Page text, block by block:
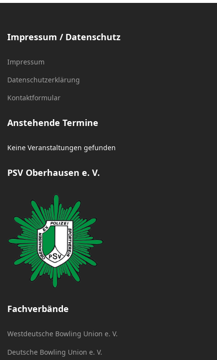
Impressum / Datenschutz
Impressum
Datenschutzerklärung
Kontaktformular
Anstehende Termine
Keine Veranstaltungen gefunden
PSV Oberhausen e. V.
Fachverbände
Westdeutsche Bowling Union e. V.
Deutsche Bowling Union e. V.